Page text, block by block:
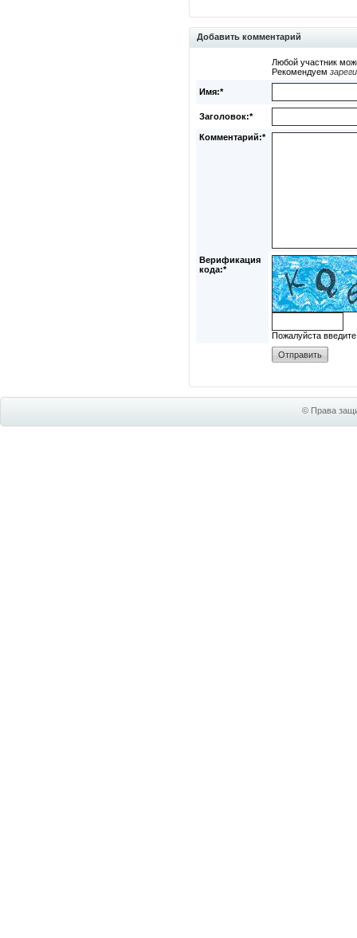
Добавить комментарий
Любой участник
Рекомендуем
Имя:*
Заголовок:*
Комментарий:*
Верификация
кода:*
Пожалуйста
© Права